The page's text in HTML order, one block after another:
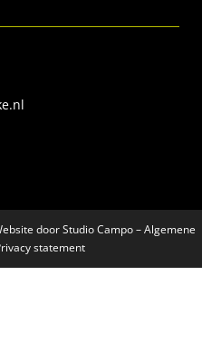
doorStudio Campo–Algemene
statement